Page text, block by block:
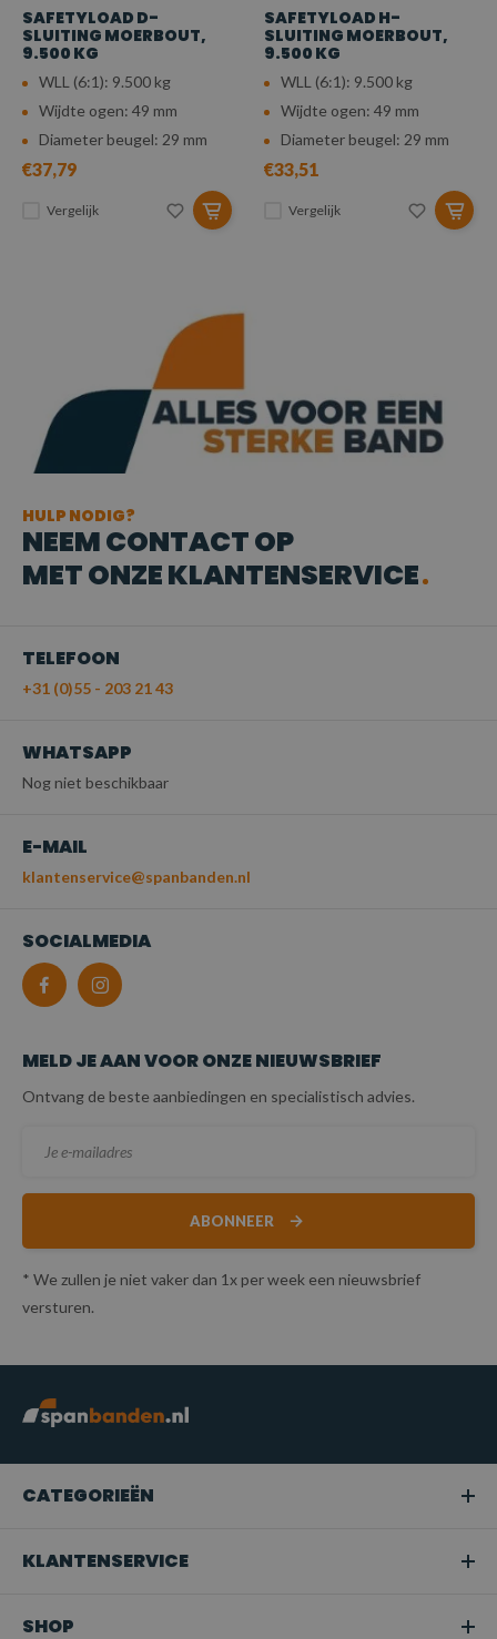
SAFETYLOAD D-
SLUITING MOERBOUT,
9.500 KG
WLL (6:1): 9.500 kg
Wijdte ogen: 49 mm
Diameter beugel: 29 mm
€37,79
Vergelijk
SAFETYLOAD H-
SLUITING MOERBOUT,
9.500 KG
WLL (6:1): 9.500 kg
Wijdte ogen: 49 mm
Diameter beugel: 29 mm
€33,51
Vergelijk
HULP NODIG?
NEEM CONTACT OP
MET ONZE KLANTENSERVICE
TELEFOON
+31 (0)55 - 203 21 43
WHATSAPP
Nog niet beschikbaar
E-MAIL
klantenservice@spanbanden.nl
SOCIALMEDIA
MELD JE AAN VOOR ONZE NIEUWSBRIEF
Ontvang de beste aanbiedingen en specialistisch advies.
ABONNEER
* We zullen je niet vaker dan 1x per week een nieuwsbrief
versturen.
CATEGORIEËN
KLANTENSERVICE
SHOP